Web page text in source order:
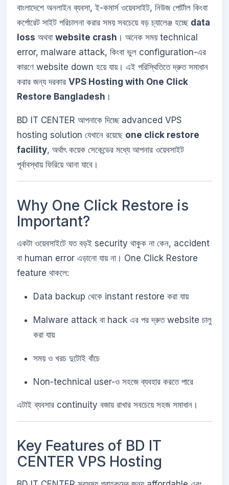
বাংলাদেশে অনলাইন ব্যবসা, ই-কমার্স ওয়েবসাইট, নিউজ পোর্টাল কিংবা
কর্পোরেট সাইট পরিচালনা করার সময় সবচেয়ে বড় চ্যালেঞ্জ হচ্ছে data
loss অথবা website crash । অনেক সময় technical
error, malware attack, কিংবা ভুল configuration-এর
কারণে website down হয়ে যায়। এই পরিস্থিতিতে দ্রুত সমাধান
করার জন্য দরকার VPS Hosting with One Click
Restore Bangladesh ।
BD IT CENTER আপনাকে দিচ্ছে advanced VPS
hosting solution যেখানে রয়েছে one click restore
facility, অর্থাৎ কয়েক সেকেন্ডের মধ্যে আপনার ওয়েবসাইট
পূর্বাবস্থায় ফিরিয়ে আনা যাবে।
Why One Click Restore is
Important?
একটা ওয়েবসাইটে যত বড়ই security থাকুক না কেন, accident
বা human error এড়ানো যায় না। One Click Restore
feature থাকলে:
Data backup থেকে instant restore করা যায়
Malware attack বা hack এর পর দ্রুত website চালু
করা যায়
সময় ও খরচ দুটোই বাঁচে
Non-technical user-ও সহজে ব্যবহার করতে পারে
এটাই ব্যবসার continuity বজায় রাখার সবচেয়ে সহজ সমাধান।
Key Features of BD IT
CENTER VPS Hosting